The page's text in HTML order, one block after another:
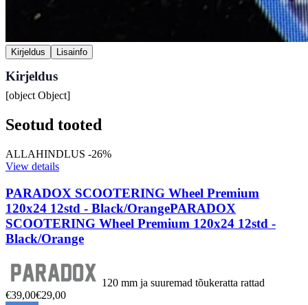
Kirjeldus Lisainfo
Kirjeldus
[object Object]
Seotud tooted
ALLAHINDLUS -26%
View details
PARADOX SCOOTERING Wheel Premium
120x24 12std - Black/OrangePARADOX
SCOOTERING Wheel Premium 120x24 12std -
Black/Orange
120 mm ja suuremad tõukeratta rattad
€39,00€29,00